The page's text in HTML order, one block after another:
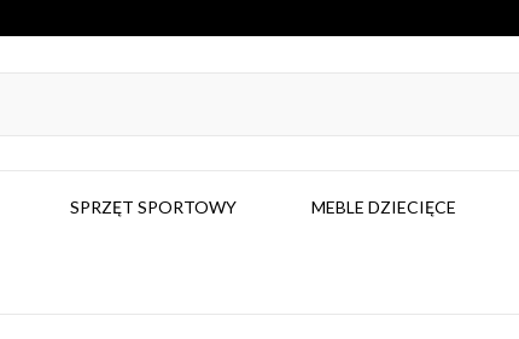
SPRZĘT SPORTOWY MEBLE DZIECIĘCE